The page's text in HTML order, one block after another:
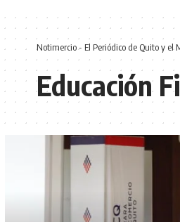
Notimercio - El Periódico de Quito y el
Educación